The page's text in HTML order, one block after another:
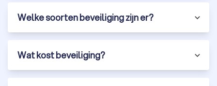
Welke soorten beveiliging zijn er?
Wat kost beveiliging?